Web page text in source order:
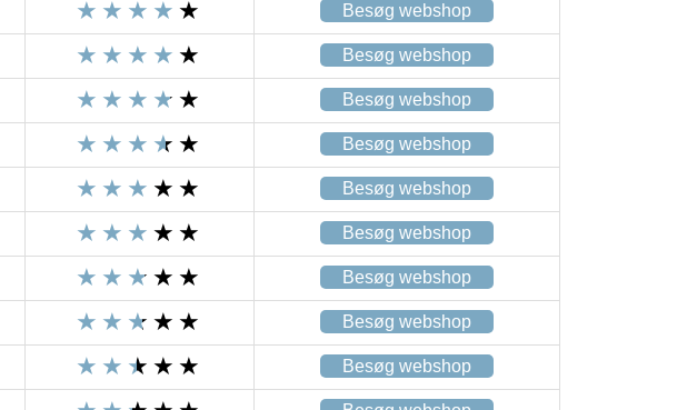
Besøg webshop
Besøg webshop
Besøg webshop
Besøg webshop
Besøg webshop
Besøg webshop
Besøg webshop
Besøg webshop
Besøg webshop